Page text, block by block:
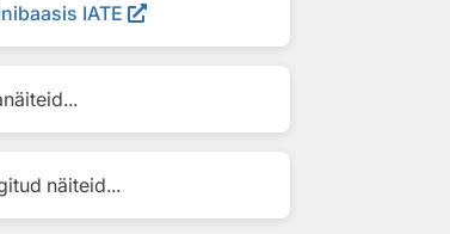
IATE
näiteid...